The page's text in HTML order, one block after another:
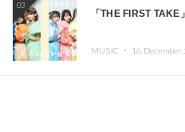
03
「THE FIRST
MUSIC ・